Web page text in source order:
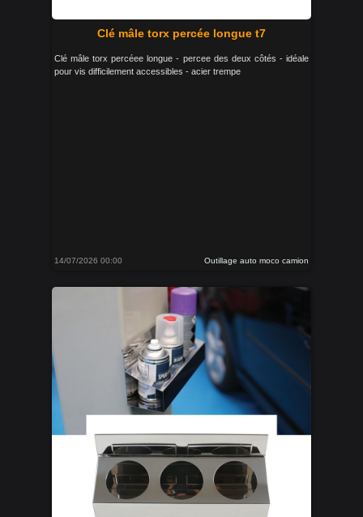
Clé mâle torx percée longue t7
Clé mâle torx percéee longue - percee des deux côtés - idéale
pour vis difficilement accessibles - acier trempe
14/07/2026 00:00 Outillage auto moco camion